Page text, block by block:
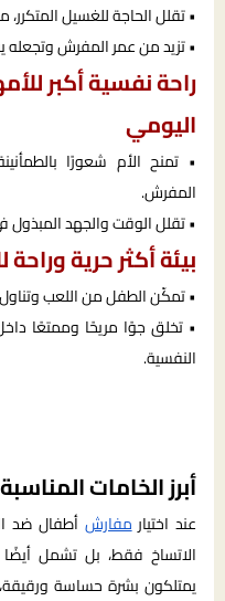
• تقلل الحاجة للغسيل المتكرر،
• تزيد من عمر المفرش وتجعله
راحة نفسية أكبر
اليومي
• تمنح الأم شعورًا
المفرش.
• تقلل الوقت والجهد المبذول
بيئة أكثر حرية
• تمكّن الطفل من اللعب
• تخلق جوًا مريحًا وممتعًا
النفسية.
أبرز الخامات
عند اختيارمفارش أطفال ضد
الاتساخ فقط، بل تشمل
يمتلكون بشرة حساسة